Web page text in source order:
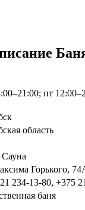
пт
область
Горького,
234-13-80, +375
баня